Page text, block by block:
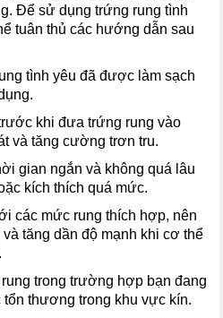
Để sử dụng trứng rung tình
tuân thủ các hướng dẫn sau
tình yêu đã được làm sạch
khi đưa trứng rung vào
và tăng cường trơn tru.
gian ngắn và không quá lâu
kích thích quá mức.
các mức rung thích hợp, nên
tăng dần độ mạnh khi cơ thể
trong trường hợp bạn đang
tổn thương trong khu vực kín.